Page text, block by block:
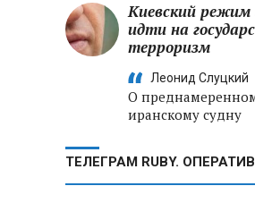
Киевский режим
идти на
терроризм
Леонид Слуцкий
О
иранскому судну
ТЕЛЕГРАМ RUBY.